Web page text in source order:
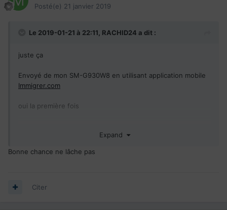
Posté(e) 21 janvier 2019
Le 2019-01-21 à 22:11, RACHID24 a dit :
juste ça
Envoyé de mon SM-G930W8 en utilisant application mobile
Immigrer.com
oui la première fois
Expand
Bonne chance ne lâche pas
Citer